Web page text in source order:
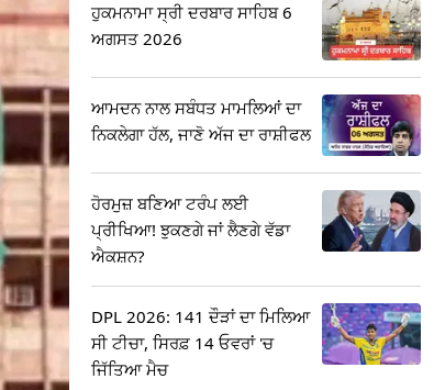
ਹੁਕਮਨਾਮਾ ਸ੍ਰੀ ਦਰਬਾਰ ਸਾਹਿਬ 6
ਅਗਸਤ 2026
ਆਮਦਨ ਨਾਲ ਸਬੰਧਤ ਮਾਮਲਿਆਂ ਦਾ
ਨਿਕਲੇਗਾ ਹੱਲ, ਜਾਣੋ ਅੱਜ ਦਾ ਰਾਸ਼ੀਫਲ
ਹੋਰਮੁਜ਼ ਬਣਿਆ ਟਰੰਪ ਲਈ
ਪ੍ਰੀਖਿਆ! ਝੁਕਣਗੇ ਜਾਂ ਲੈਣਗੇ ਵੱਡਾ
ਐਕਸ਼ਨ?
DPL 2026: 141 ਦੌੜਾਂ ਦਾ ਮਿਲਿਆ
ਸੀ ਟੀਚਾ, ਸਿਰਫ਼ 14 ਓਵਰਾਂ 'ਚ
ਜਿੱਤਿਆ ਮੈਚ